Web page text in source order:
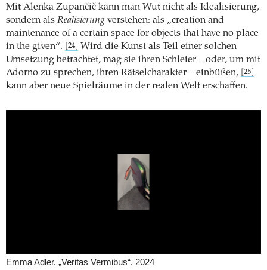
Mit Alenka Zupančič kann man Wut nicht als Idealisierung,
sondern als Realisierung verstehen: als „creation and
maintenance of a certain space for objects that have no place
in the given“.
[24]
Wird die Kunst als Teil einer solchen
Umsetzung betrachtet, mag sie ihren Schleier – oder, um mit
Adorno zu sprechen, ihren Rätselcharakter – einbüßen,
[25]
kann aber neue Spielräume in der realen Welt erschaffen.
Emma Adler, „Veritas Vermibus“, 2024